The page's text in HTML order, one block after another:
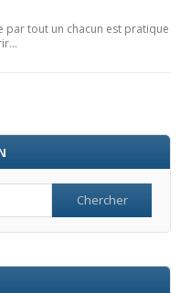
par tout un chacun est pratique